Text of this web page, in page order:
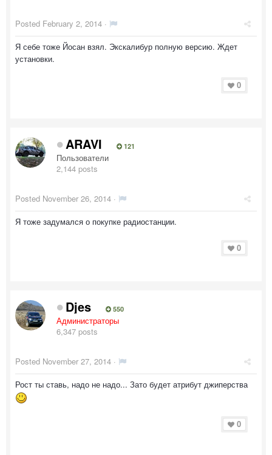
Posted February 2, 2014 ·
Я себе тоже Йосан взял. Экскалибур полную версию. Ждет
установки.
0
ARAVI 121
Пользователи
2,144 posts
Posted November 26, 2014 ·
Я тоже задумался о покупке радиостанции.
0
Djes 550
Администраторы
6,347 posts
Posted November 27, 2014 ·
Рост ты ставь, надо не надо... Зато будет атрибут джиперства
0